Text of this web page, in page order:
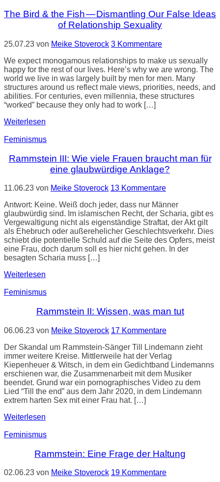
The Bird & the Fish — Dismantling Our False Ideas
of Relationship Sexuality
25.07.23 von Meike Stoverock 3 Kommentare
We expect monogamous relationships to make us sexually
happy for the rest of our lives. Here’s why we are wrong. The
world we live in was largely built by men for men. Many
structures around us reflect male views, priorities, needs, and
abilities. For centuries, even millennia, these structures
“worked” because they only had to work […]
Weiterlesen
Feminismus
Rammstein III: Wie viele Frauen braucht man für
eine glaubwürdige Anklage?
11.06.23 von Meike Stoverock 13 Kommentare
Antwort: Keine. Weiß doch jeder, dass nur Männer
glaubwürdig sind. Im islamischen Recht, der Scharia, gibt es
Vergewaltigung nicht als eigenständige Straftat, der Akt gilt
als Ehebruch oder außerehelicher Geschlechtsverkehr. Dies
schiebt die potentielle Schuld auf die Seite des Opfers, meist
eine Frau, doch darum soll es hier nicht gehen. In der
besagten Scharia muss […]
Weiterlesen
Feminismus
Rammstein II: Wissen, was man tut
06.06.23 von Meike Stoverock 17 Kommentare
Der Skandal um Rammstein-Sänger Till Lindemann zieht
immer weitere Kreise. Mittlerweile hat der Verlag
Kiepenheuer & Witsch, in dem ein Gedichtband Lindemanns
erschienen war, die Zusammenarbeit mit dem Musiker
beendet. Grund war ein pornographisches Video zu dem
Lied “Till the end” aus dem Jahr 2020, in dem Lindemann
extrem harten Sex mit einer Frau hat. […]
Weiterlesen
Feminismus
Rammstein: Eine Frage der Haltung
02.06.23 von Meike Stoverock 19 Kommentare